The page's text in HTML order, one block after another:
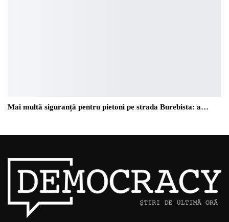
Mai multă siguranță pentru pietoni pe strada Burebista: a…